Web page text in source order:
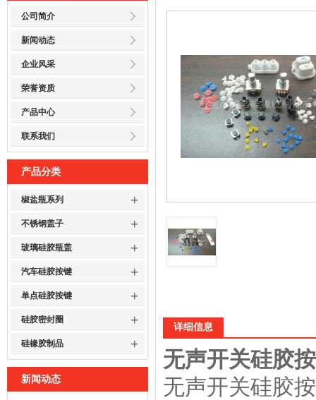
公司简介
新闻动态
企业风采
荣誉资质
产品中心
联系我们
产品分类
椒盐瓶系列 +
不锈钢盖子 +
玻璃硅胶瓶盖 +
汽车硅胶按键 +
单点硅胶按键 +
硅胶密封圈 +
硅橡胶制品 +
新闻动态
详细信息
无声开关硅胶
无声开关硅胶